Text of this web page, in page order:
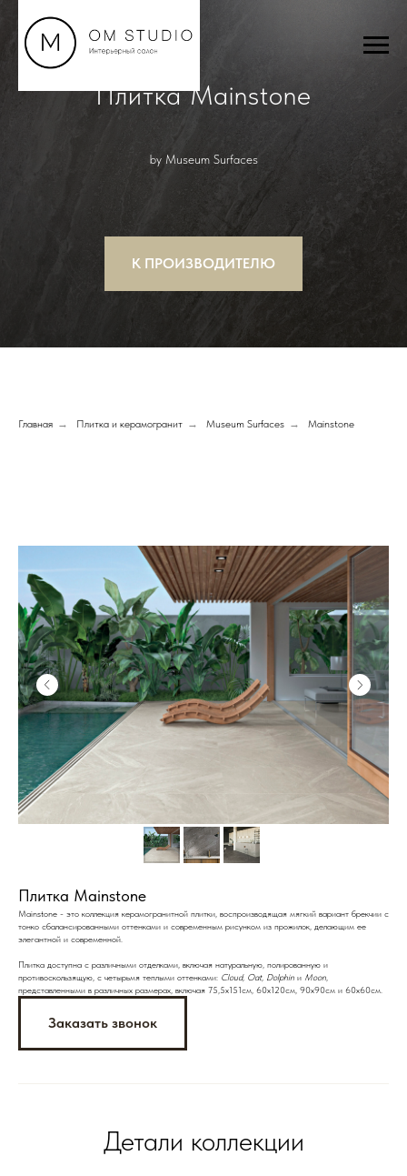
Плитка Mainstone
by Museum Surfaces
К ПРОИЗВОДИТЕЛЮ
Главная → Плитка и керамогранит → Museum Surfaces → Mainstone
Плитка Mainstone
Mainstone - это коллекция керамогранитной плитки, воспроизводящая мягкий вариант брекчии с
тонко сбалансированными оттенками и современным рисунком из прожилок, делающим ее
элегантной и современной.
Плитка доступна с различными отделками, включая натуральную, полированную и
противоскользящую, с четырьмя теплыми оттенками: Cloud, Oat, Dolphin и Moon
представленными в различных размерах, включая 75,5x151см, 60x120см, 90x90см и 60x60см.
Заказать звонок
Детали коллекции